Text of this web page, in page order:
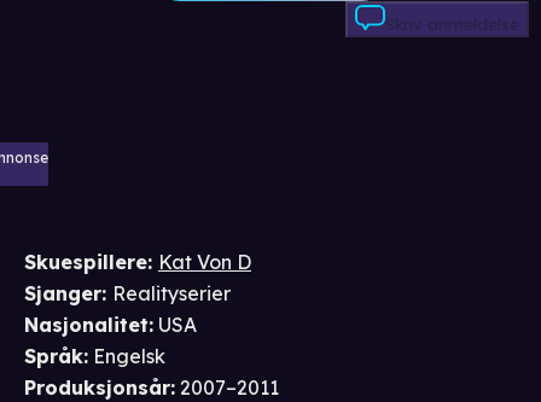
Skriv anmeldelse
Skuespillere: Kat Von D
Sjanger: Realityserier
Nasjonalitet: USA
Språk: Engelsk
Produksjonsår: 2007–2011